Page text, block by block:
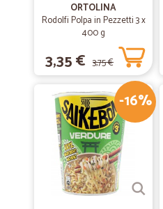
ORTOLINA
Rodolfi Polpa in Pezzetti 3 x
400 g
3,35 € 3,75 €
-16%